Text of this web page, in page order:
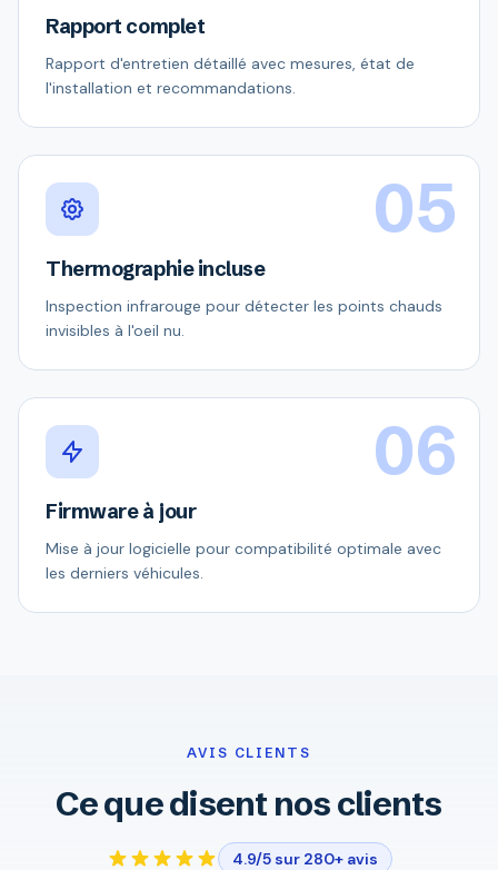
Rapport complet
Rapport d'entretien détaillé avec mesures, état de
l'installation et recommandations.
05
Thermographie incluse
Inspection infrarouge pour détecter les points chauds
invisibles à l'oeil nu.
06
Firmware à jour
Mise à jour logicielle pour compatibilité optimale avec
les derniers véhicules.
AVIS CLIENTS
Ce que disent nos clients
4.9/5 sur 280+ avis